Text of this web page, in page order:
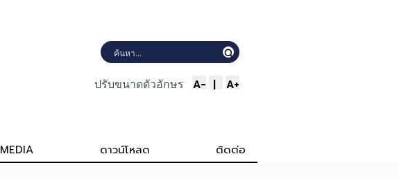
ปรับขนาดตัวอักษร A- | A+
MEDIA ดาวน์โหลด ติดต่อ